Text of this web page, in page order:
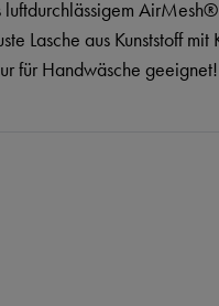
luftdurchlässigem
aus Kunststoff mit
für Handwäsche